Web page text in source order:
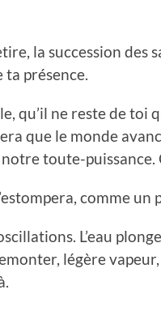
la succession des
présence.
qu’il ne reste de toi
que le monde
toute-puissance.
comme un
L’eau
légère